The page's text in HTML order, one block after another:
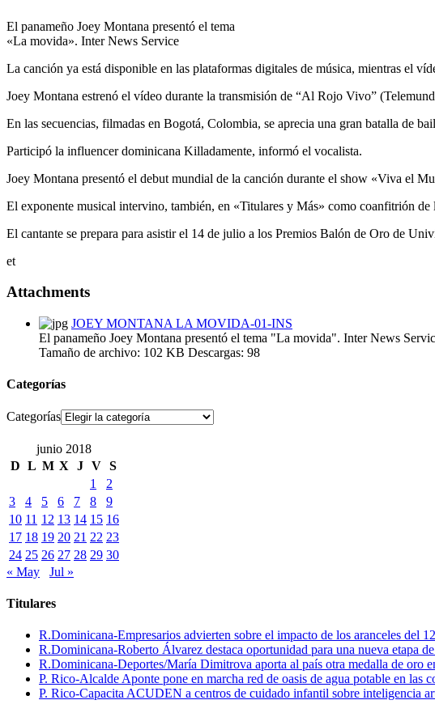
El panameño Joey Montana presentó el tema
«La movida». Inter News Service
La canción ya está disponible en las plataformas digitales de música, mientras el
Joey Montana estrenó el vídeo durante la transmisión de “Al Rojo Vivo”
En las secuencias, filmadas en Bogotá, Colombia, se aprecia una gran batalla de
Participó la influencer dominicana Killadamente, informó el vocalista.
Joey Montana presentó el debut mundial de la canción durante el show «Viva el
El exponente musical intervino, también, en «Titulares y Más» como coanfitrión
El cantante se prepara para asistir el 14 de julio a los Premios Balón de Oro de
et
Attachments
JOEY MONTANA LA MOVIDA-01-INS
El panameño Joey Montana presentó el tema "La movida". Inter News
Tamaño de archivo: 102 KB Descargas: 98
Categorías
Categorías
junio 2018
D L M X J V S
1
2
3
4 5 6 7 8
9
10 11 12 13 14 15 16
17 18 19 20 21 22 23
24 25 26 27 28 29 30
« May
Jul »
Titulares
R.Dominicana-Empresarios advierten sobre el impacto de los aranceles del
R.Dominicana-Roberto Álvarez destaca oportunidad para una nueva etapa
R.Dominicana-Deportes/María Dimitrova aporta al país otra medalla de oro
P. Rico-Alcalde Aponte pone en marcha red de oasis de agua potable en las
P. Rico-Capacita ACUDEN a centros de cuidado infantil sobre inteligencia